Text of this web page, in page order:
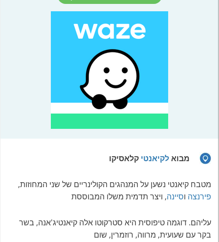
מבואלקיאנטי קלאסיקו
מטבח קיאנטי נשען על המנהגים הקולינריים של שני המחוזות,
פירנצה וסיינה, ויצר תדמית משלו המבוססת
עליהם. דוגמה טיפוסית היא סטרקוטו אלה קיאנטיג'אנה, בשר
בקר עם שעועית, מרווה, רוזמרין, שום